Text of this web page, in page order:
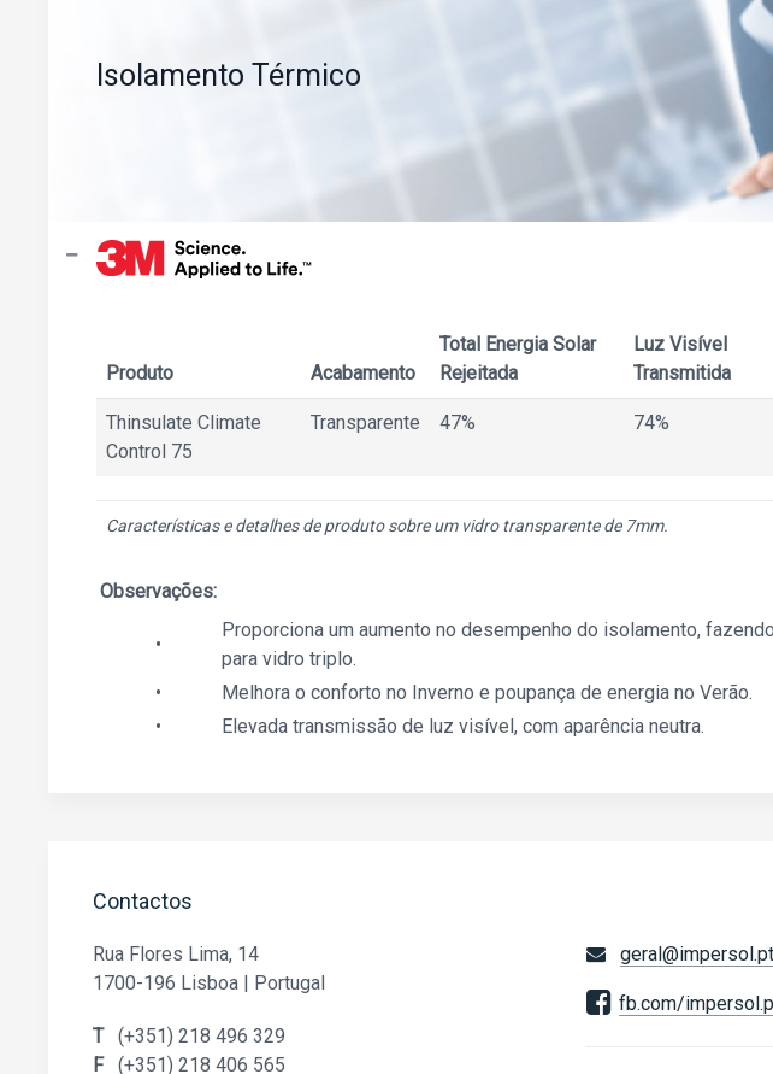
Isolamento Térmico
Produto Acabamento
Total Energia Solar
Rejeitada
Luz Visível
Transmitida
Thinsulate Climate
Control 75
Transparente 47% 74%
Características e detalhes de produto sobre um vidro transparente de 7mm.
Observações:
•
Proporciona um aumento no desempenho do isolamento,
para vidro triplo.
•
Melhora o conforto no Inverno e poupança de energia no Verão.
•
Elevada transmissão de luz visível, com aparência neutra.
Contactos
Rua Flores Lima, 14
1700-196 Lisboa | Portugal
T (+351) 218 496 329
F (+351) 218 406 565
geral@impersol.pt
fb.com/